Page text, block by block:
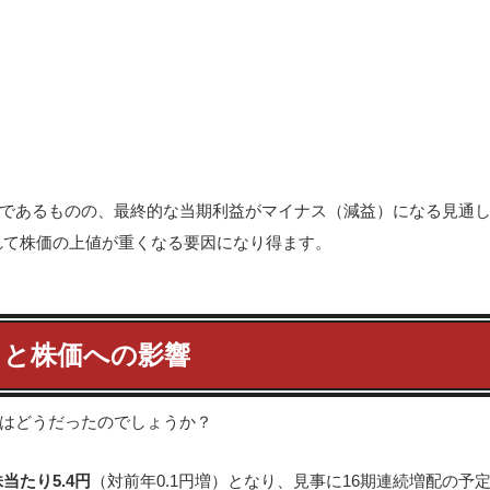
あるものの、最終的な当期利益がマイナス（減益）になる見通
株価の上値が重くなる要因になり得ます。
株価への影響
どうだったのでしょうか？
たり5.4円 （対前年0.1円増）となり、見事に16期連続増配の予